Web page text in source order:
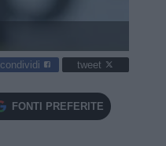
condividi tweet
FONTI PREFERITE